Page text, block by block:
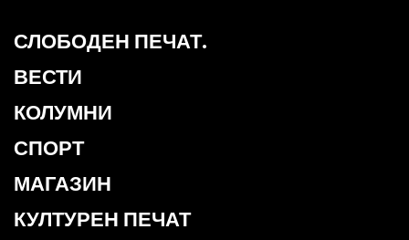
СЛОБОДЕН ПЕЧАТ.
ВЕСТИ
КОЛУМНИ
СПОРТ
МАГАЗИН
КУЛТУРЕН ПЕЧАТ